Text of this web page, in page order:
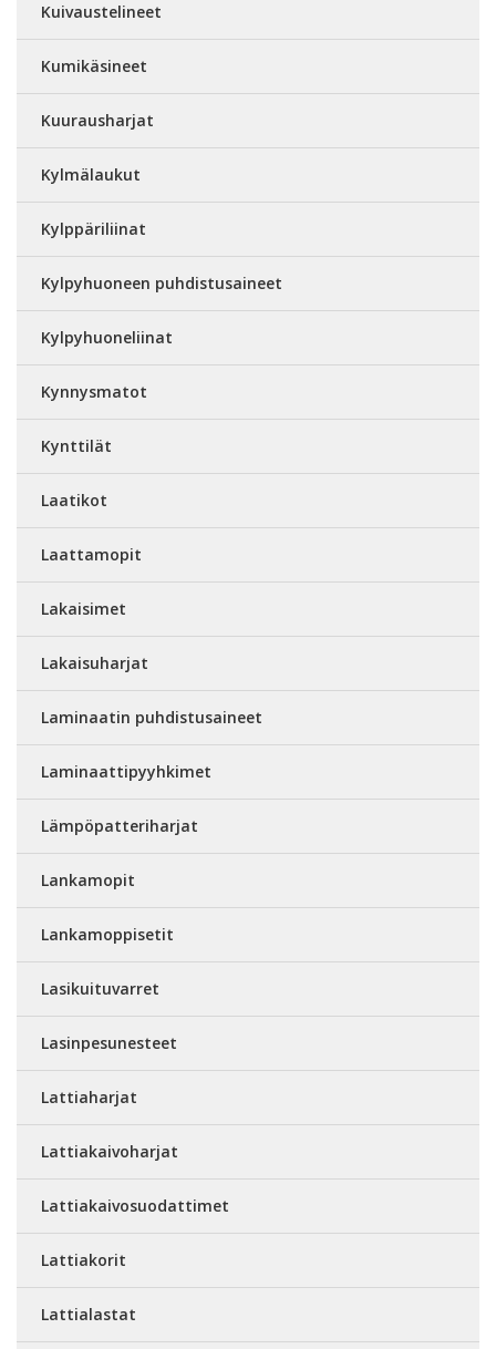
Kuivaustelineet
Kumikäsineet
Kuurausharjat
Kylmälaukut
Kylppäriliinat
Kylpyhuoneen puhdistusaineet
Kylpyhuoneliinat
Kynnysmatot
Kynttilät
Laatikot
Laattamopit
Lakaisimet
Lakaisuharjat
Laminaatin puhdistusaineet
Laminaattipyyhkimet
Lämpöpatteriharjat
Lankamopit
Lankamoppisetit
Lasikuituvarret
Lasinpesunesteet
Lattiaharjat
Lattiakaivoharjat
Lattiakaivosuodattimet
Lattiakorit
Lattialastat